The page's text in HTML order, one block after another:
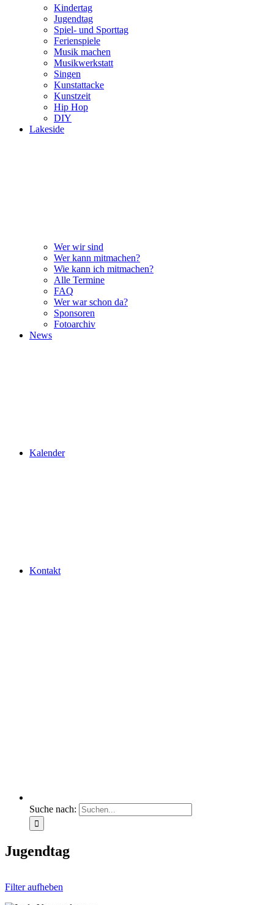
Kindertag
Jugendtag
Spiel- und Sporttag
Ferienspiele
Musik machen
Musikwerkstatt
Singen
Kunstattacke
Kunstzeit
Hip Hop
DIY
Lakeside
Wer wir sind
Wer kann mitmachen?
Wie kann ich mitmachen?
Alle Termine
FAQ
Wer war schon da?
Sponsoren
Fotoarchiv
News
Kalender
Kontakt
Suche nach:
Jugendtag
Filter aufheben